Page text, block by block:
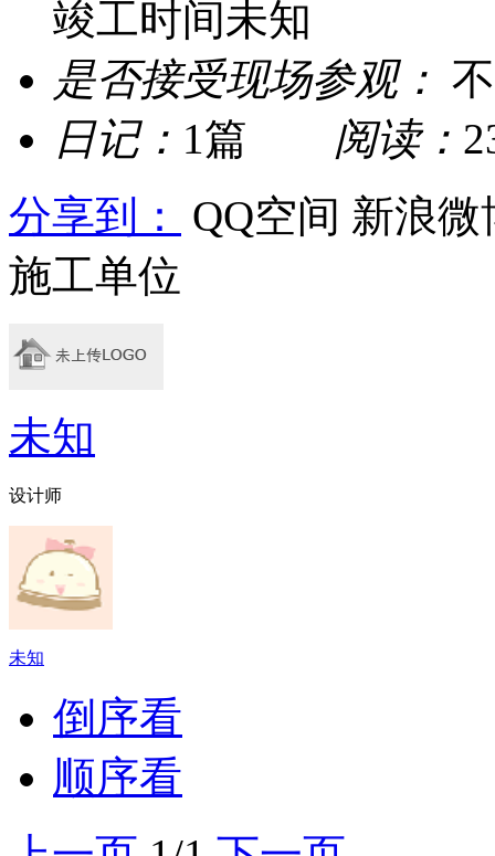
竣工时间未知
是否接受现场参观：
日记： 1篇 阅读：
分享到：
QQ空间 新浪微
施工单位
未知
设计师
未知
倒序看
顺序看